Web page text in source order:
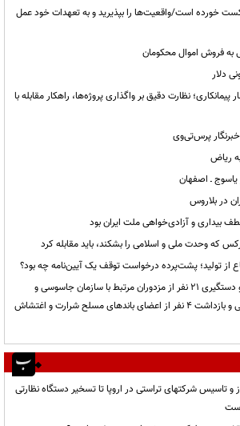
خورده است/واقعیت‌ها را بپذیرید و به تعهدات خود عمل
به فروش اموال محکومان
دلار
نظارت دقیق بر واگذاری پروژه‌ها، راهکار مقابله با
خبرنگار پرس‌تی‌وی
ریاض
در بلاروس
بیداری و آزادی‌خواهی ملت ایران بود
که وحدت ملی و اسلامی را بشکند، باید مقابله کرد
از تولید؛ پشت‌پرده درخواست توقف یک آیین‌نامه چه بود؟
وزارت اطلاعات: شناسایی و دستگیری ۲۱ نفر از مزدوران مرتبط با سازمان جاسوسی و
تروریستی رژیم صهیونیستی و بازداشت ۴ نفر از اعضای باندهای مسلح شرارت و اغتشاش
و تاسیس شرکتهای تراستی در اروپا تا تسخیر دستگاه نظارتی